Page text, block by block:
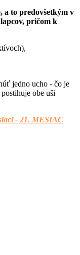
a to predovšetkým v
pričom k
jedno ucho - čo je
obe uši
- 21. MESIAC